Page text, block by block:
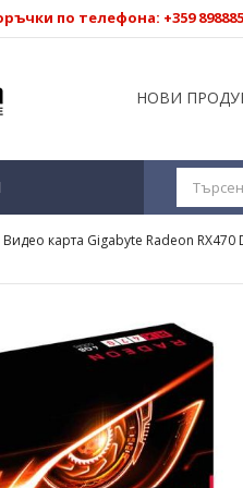
по телефона: +359
НОВИ
Видео карта Gigabyte Radeon RX470